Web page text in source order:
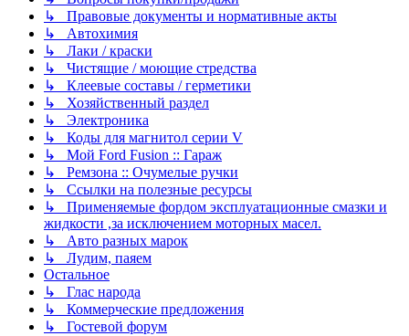
↳ Правовые документы и нормативные акты
↳ Автохимия
↳ Лаки / краски
↳ Чистящие / моющие стредства
↳ Клеевые составы / герметики
↳ Хозяйственный раздел
↳ Электроника
↳ Коды для магнитол серии V
↳ Мой Ford Fusion :: Гараж
↳ Ремзона :: Очумелые ручки
↳ Ссылки на полезные ресурсы
↳ Применяемые фордом эксплуатационные смазки и
жидкости ,за исключением моторных масел.
↳ Авто разных марок
↳ Лудим, паяем
Остальное
↳ Глас народа
↳ Коммерческие предложения
↳ Гостевой форум